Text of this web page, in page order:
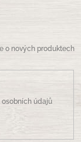
o nových produktech
údajů